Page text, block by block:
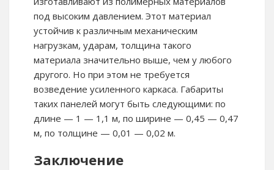
под высоким давлением. Этот материал
устойчив к различным механическим
нагрузкам, ударам, толщина такого
материала значительно выше, чем у любого
другого. Но при этом не требуется
возведение усиленного каркаса. Габариты
таких панелей могут быть следующими: по
длине — 1 — 1,1 м, по ширине — 0,45 — 0,47
м, по толщине — 0,01 — 0,02 м.
Заключение